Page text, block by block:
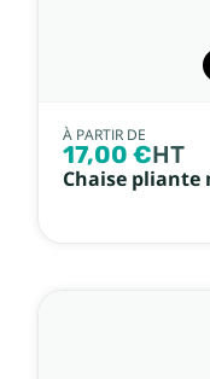
À PARTIR DE
17,00 €HT
Chaise pliante